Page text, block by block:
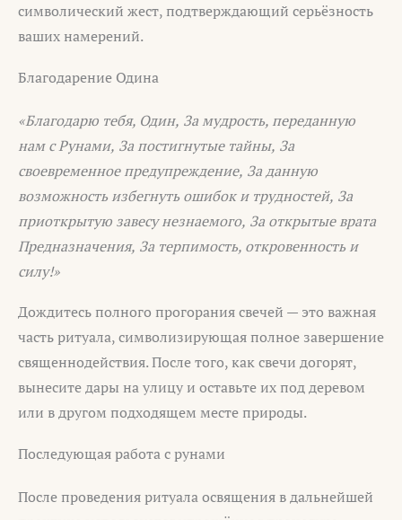
символический жест, подтверждающий серьёзность
ваших намерений.
Благодарение Одина
«Благодарю тебя, Один, За мудрость, переданную
нам с Рунами, За постигнутые тайны, За
своевременное предупреждение, За данную
возможность избегнуть ошибок и трудностей, За
приоткрытую завесу незнаемого, За открытые врата
Предназначения, За терпимость, откровенность и
силу!»
Дождитесь полного прогорания свечей — это важная
часть ритуала, символизирующая полное завершение
священнодействия. После того, как свечи догорят,
вынесите дары на улицу и оставьте их под деревом
или в другом подходящем месте природы.
Последующая работа с рунами
После проведения ритуала освящения в дальнейшей